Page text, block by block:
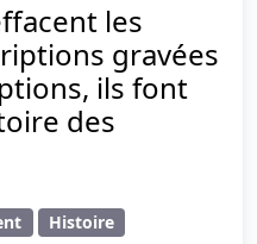
les
gravées
ils font
des
Histoire